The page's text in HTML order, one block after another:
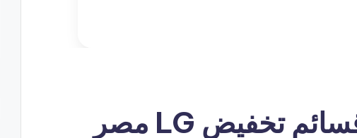
كوبون خصم ال جي قسائم تخفيض LG مصر